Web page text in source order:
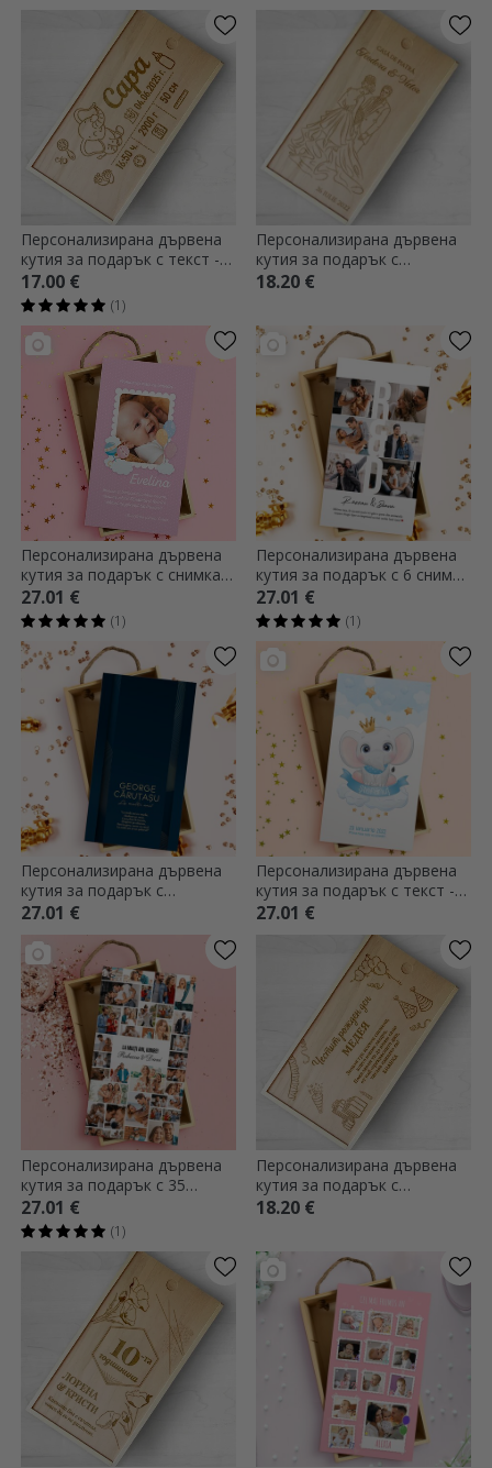
Персонализирана дървена
кутия за подарък с текст -
Новородени
17.00 €
(1)
Персонализирана дървена
кутия за подарък с
послание - Stone House
18.20 €
Персонализирана дървена
кутия за подарък с снимка и
послание за новородени
27.01 €
(1)
Персонализирана дървена
кутия за подарък с 6 снимки
и послание - Скъпи спомени
27.01 €
(1)
Персонализирана дървена
кутия за подарък с
послание - тъмно синьо и
27.01 €
Персонализирана дървена
кутия за подарък с текст -
Моите първи спомени
27.01 €
Персонализирана дървена
кутия за подарък с 35
снимки и текст
27.01 €
(1)
Персонализирана дървена
кутия за подарък с
послание - Честит рожден
18.20 €